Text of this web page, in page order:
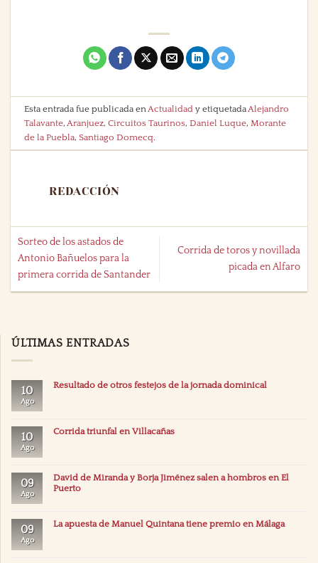
Esta entrada fue publicada en Actualidad y etiquetada Alejandro
Talavante, Aranjuez,Circuitos Taurinos,Daniel Luque, Morante
de la Puebla,Santiago Domecq
REDACCIÓN
Sorteo de los astados de
Antonio Bañuelos para la
primera corrida de Santander
Corrida de toros y novillada
picada en Alfaro
ÚLTIMAS ENTRADAS
10
Ago
Resultado de otros festejos de la jornada dominical
10
Ago
Corrida triunfal en Villacañas
09
Ago
David de Miranda y Borja Jiménez salen a hombros en El
Puerto
09
Ago
La apuesta de Manuel Quintana tiene premio en Málaga